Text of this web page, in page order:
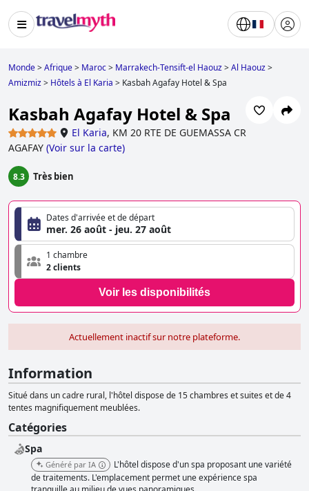
Monde>Afrique> Maroc> Marrakech-Tensift-el Haouz>Al Haouz>
Amizmiz> Hôtels à El Karia > Kasbah Agafay Hotel & Spa
Kasbah Agafay Hotel & Spa
El Karia, KM 20 RTE DE GUEMASSA CR
AGAFAY (Voir sur la carte)
8.3 Très bien
Dates d'arrivée et de départ
mer. 26 août - jeu. 27 août
1 chambre
2 clients
Voir les disponibilités
Actuellement inactif sur notre plateforme.
Information
Situé dans un cadre rural, l'hôtel dispose de 15 chambres et suites et de 4
tentes magnifiquement meublées.
Catégories
Spa
Généré par IA
L'hôtel dispose d'un spa proposant une variété
de traitements. L'emplacement permet une expérience spa